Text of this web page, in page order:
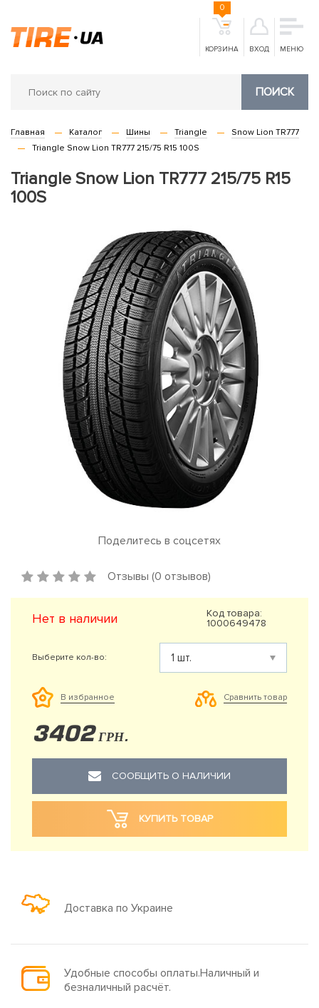
КОРЗИНА
0
ВХОД МЕНЮ
ПОИСК
Главная Каталог Шины Triangle
Snow Lion TR777
Triangle Snow Lion TR777 215/75 R15 100S
Triangle Snow Lion TR777 215/75 R15
100S
Поделитесь в соцсетях
Отзывы (0 отзывов)
Нет в наличии
Код товара:
1000649478
Выберите кол-во:
В избранное Сравнить товар
3402 ГРН.
СООБЩИТЬ О НАЛИЧИИ
КУПИТЬ ТОВАР
Доставка по Украине
Удобные способы оплаты.Наличный и
безналичный расчёт.